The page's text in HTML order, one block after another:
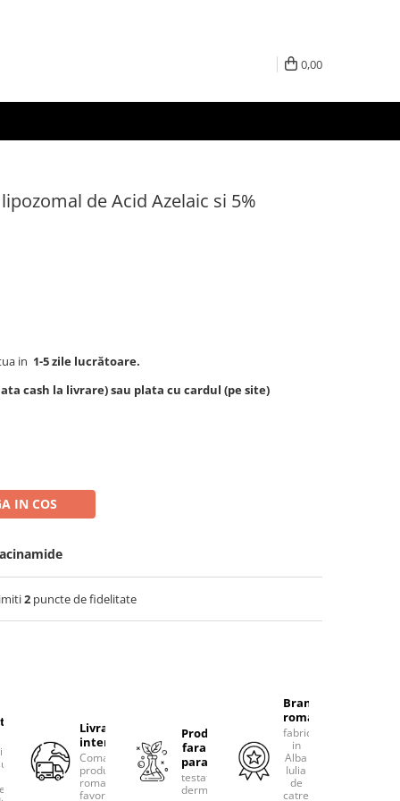
0,00
de Acid Azelaic si 5%
in 1-5 zile lucrătoare.
cash la livrare) sau plata cu cardul (pe site)
IN COS
2 puncte de fidelitate
Livram
international
Comanda
produsele
romanesti
favorite!
Produse
fara
parabeni
testate
dermatologic
Brand
romanesc
fabricat
in
Alba
Iulia
de
catre